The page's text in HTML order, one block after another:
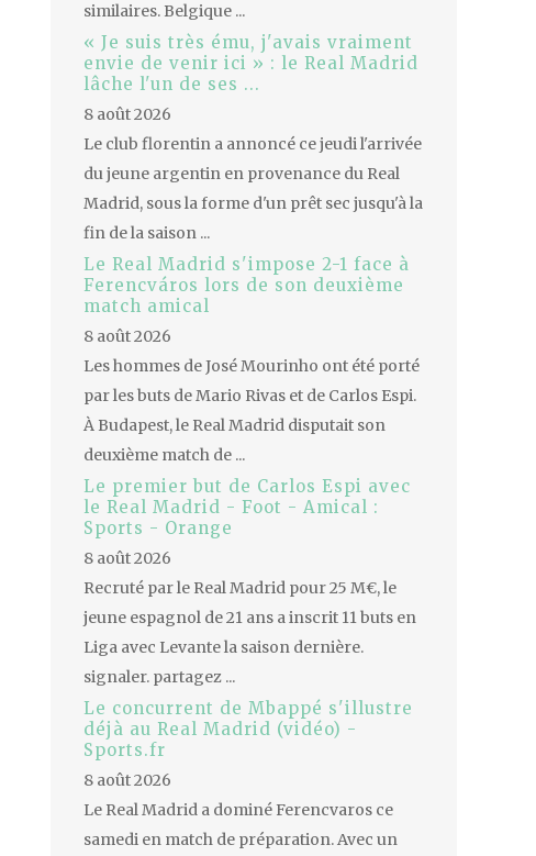
similaires. Belgique ...
« Je suis très ému, j'avais vraiment
envie de venir ici » : le Real Madrid
lâche l'un de ses ...
8 août 2026
Le club florentin a annoncé ce jeudi l'arrivée
du jeune argentin en provenance du Real
Madrid, sous la forme d'un prêt sec jusqu'à la
fin de la saison ...
Le Real Madrid s'impose 2-1 face à
Ferencváros lors de son deuxième
match amical
8 août 2026
Les hommes de José Mourinho ont été porté
par les buts de Mario Rivas et de Carlos Espi.
À Budapest, le Real Madrid disputait son
deuxième match de ...
Le premier but de Carlos Espi avec
le Real Madrid - Foot - Amical :
Sports - Orange
8 août 2026
Recruté par le Real Madrid pour 25 M€, le
jeune espagnol de 21 ans a inscrit 11 buts en
Liga avec Levante la saison dernière.
signaler. partagez ...
Le concurrent de Mbappé s'illustre
déjà au Real Madrid (vidéo) -
Sports.fr
8 août 2026
Le Real Madrid a dominé Ferencvaros ce
samedi en match de préparation. Avec un